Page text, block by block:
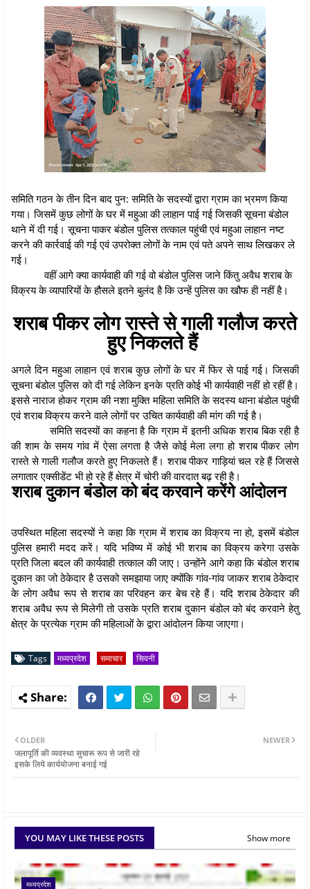
समिति गठन के तीन दिन बाद पुन: समिति के सदस्यों द्वारा ग्राम का भ्रमण किया
गया। जिसमें कुछ लोगों के घर में महुआ की लाहान पाई गई जिसकी सूचना बंडोल
थाने में दी गई। सूचना पाकर बंडोल पुलिस तत्काल पहुंची एवं महुआ लाहान नष्ट
करने की कार्रवाई की गई एवं उपरोक्त लोगों के नाम एवं पते अपने साथ लिखकर ले
गई।
वहीं आगे क्या कार्यवाही की गई वो बंडोल पुलिस जाने किंतु अवैध शराब के
विक्रय के व्यापारियों के हौसले इतने बुलंद है कि उन्हें पुलिस का खौफ ही नहीं है।
शराब पीकर लोग रास्ते से गाली गलौज करते
हुए निकलते हैं
अगले दिन महुआ लाहान एवं शराब कुछ लोगों के घर में फिर से पाई गई। जिसकी
सूचना बंडोल पुलिस को दी गई लेकिन इनके प्रति कोई भी कार्यवाही नहीं हो रहीं है।
इससे नाराज होकर ग्राम की नशा मुक्ति महिला समिति के सदस्य थाना बंडोल पहुंची
एवं शराब विक्रय करने वाले लोगों पर उचित कार्यवाही की मांग की गई है।
समिति सदस्यों का कहना है कि ग्राम में इतनी अधिक शराब बिक रही है
की शाम के समय गांव में ऐसा लगता है जैसे कोई मेला लगा हो शराब पीकर लोग
रास्ते से गाली गलौज करते हुए निकलते हैं। शराब पीकर गाड़ियां चल रहे हैं जिससे
लगातार एक्सीडेंट भी हो रहे हैं क्षेत्र में चोरी की वारदात बढ़ रही है।
शराब दुकान बंडोल को बंद करवाने करेंगे आंदोलन
उपस्थित महिला सदस्यों ने कहा कि ग्राम में शराब का विक्रय ना हो, इसमें बंडोल
पुलिस हमारी मदद करें। यदि भविष्य में कोई भी शराब का विक्रय करेगा उसके
प्रति जिला बदल की कार्यवाही तत्काल की जाए। उन्होंने आगे कहा कि बंडोल शराब
दुकान का जो ठेकेदार है उसको समझाया जाए क्योंकि गांव-गांव जाकर शराब ठेकेदार
के लोग अवैध रूप से शराब का परिवहन कर बेच रहे हैं। यदि शराब ठेकेदार की
शराब अवैध रूप से मिलेगी तो उसके प्रति शराब दुकान बंडोल को बंद करवाने हेतु
क्षेत्र के प्रत्येक ग्राम की महिलाओं के द्वारा आंदोलन किया जाएगा।
Tags मध्यप्रदेश समाचार सिवनी
NEWER
OLDER
जलापूर्ति की व्यवस्था सुचारू रूप से जारी रहे
इसके लिये कार्ययोजना बनाई गई
YOU MAY LIKE THESE POSTS Show more
मध्यप्रदेश